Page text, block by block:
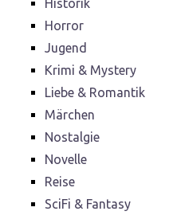
Historik
Horror
Jugend
Krimi & Mystery
Liebe & Romantik
Märchen
Nostalgie
Novelle
Reise
SciFi & Fantasy